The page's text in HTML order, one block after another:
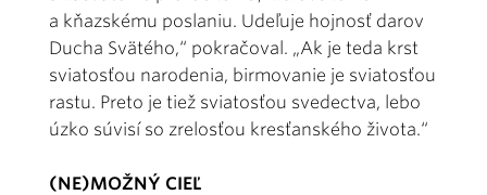
a kňazskému poslaniu. Udeľuje hojnosť darov
Ducha Svätého,“ pokračoval. „Ak je teda krst
sviatosťou narodenia, birmovanie je sviatosťou
rastu. Preto je tiež sviatosťou svedectva, lebo
úzko súvisí so zrelosťou kresťanského života.“
(NE)MOŽNÝ CIEĽ